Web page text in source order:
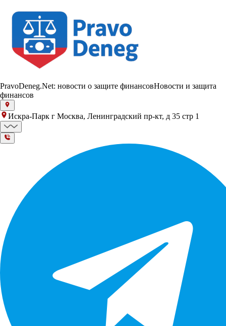
PravoDeneg.Net: новости о защите финансовНовости и защита
финансов
Искра-Парк г Москва, Ленинградский пр-кт, д 35 стр 1